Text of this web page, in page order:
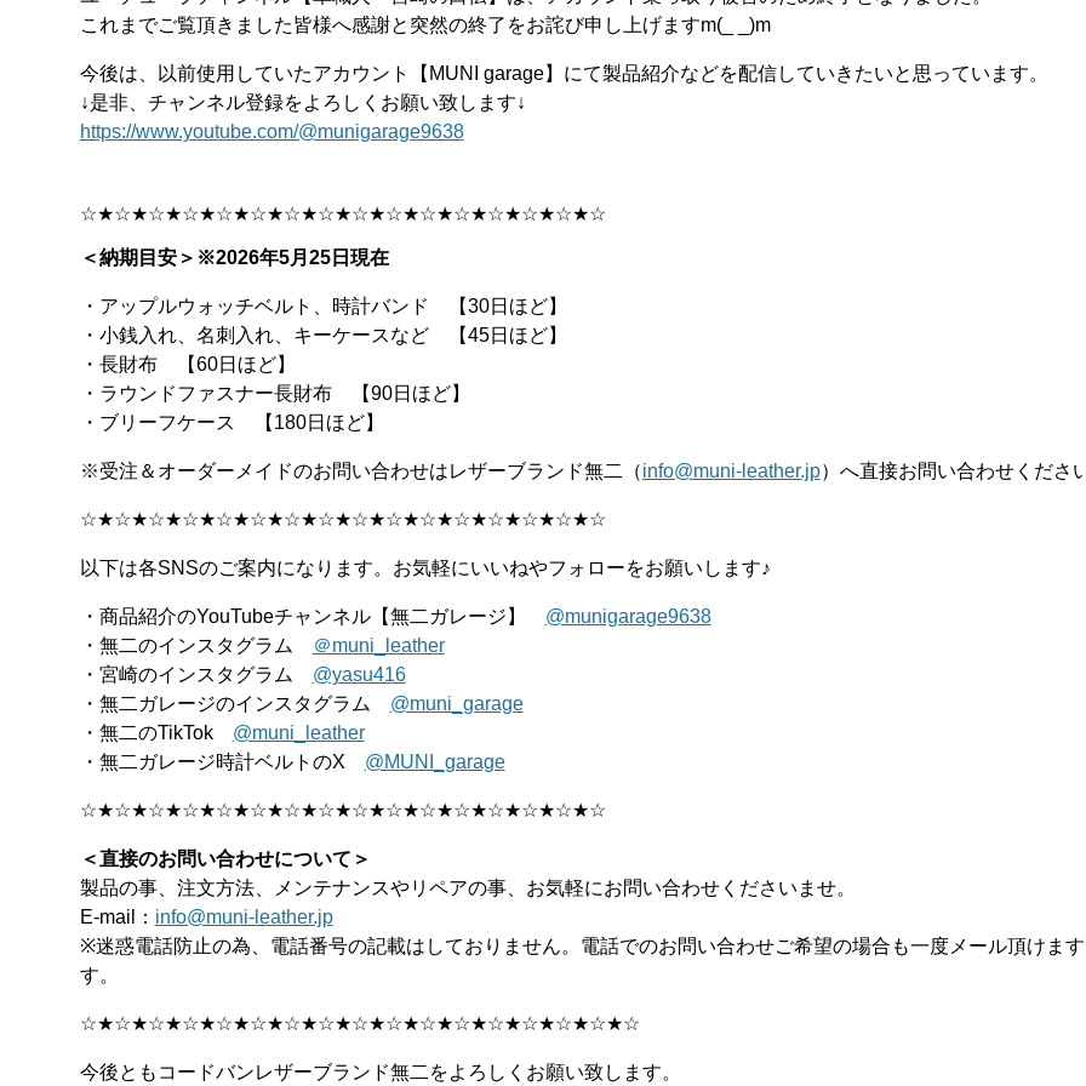
これまでご覧頂きました皆様へ感謝と突然の終了をお詫び申し上げますm(_ _)m
今後は、以前使用していたアカウント【MUNI garage】にて製品紹介などを配信していきたいと思っています。
↓是非、チャンネル登録をよろしくお願い致します↓
https://www.youtube.com/@munigarage9638
☆★☆★☆★☆★☆★☆★☆★☆★☆★☆★☆★☆★☆★☆★☆★☆
＜納期目安＞※2026年5月25日現在
・アップルウォッチベルト、時計バンド 【30日ほど】
・小銭入れ、名刺入れ、キーケースなど 【45日ほど】
・長財布 【60日ほど】
・ラウンドファスナー長財布 【90日ほど】
・ブリーフケース 【180日ほど】
※受注＆オーダーメイドのお問い合わせはレザーブランド無二（info@muni-leather.jp）へ直接お問い合わせくださ
☆★☆★☆★☆★☆★☆★☆★☆★☆★☆★☆★☆★☆★☆★☆★☆
以下は各SNSのご案内になります。お気軽にいいねやフォローをお願いします♪
・商品紹介のYouTubeチャンネル【無二ガレージ】 @munigarage9638
・無二のインスタグラム
＠muni_leather
・宮崎のインスタグラム @yasu416
・無二ガレージのインスタグラム @muni_garage
・無二のTikTok @muni_leather
・無二ガレージ時計ベルトのX @MUNI_garage
☆★☆★☆★☆★☆★☆★☆★☆★☆★☆★☆★☆★☆★☆★☆★☆
＜直接のお問い合わせについて＞
製品の事、注文方法、メンテナンスやリペアの事、お気軽にお問い合わせくださいませ。
E-mail： info@muni-leather.jp
※迷惑電話防止の為、電話番号の記載はしておりません。電話でのお問い合わせご希望の場合も一度メール頂けま
す。
☆★☆★☆★☆★☆★☆★☆★☆★☆★☆★☆★☆★☆★☆★☆★☆★☆
今後ともコードバンレザーブランド無二をよろしくお願い致します。